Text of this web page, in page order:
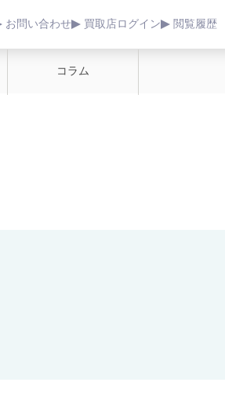
お問い合わせ 買取店ログイン 閲覧履歴
コラム